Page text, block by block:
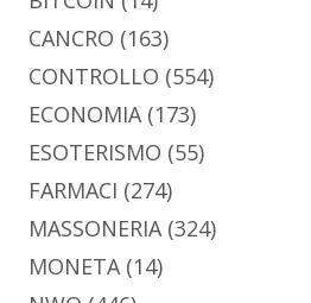
CANCRO (163)
CONTROLLO (554)
ECONOMIA(173)
ESOTERISMO (55)
FARMACI (274)
MASSONERIA(324)
MONETA(14)